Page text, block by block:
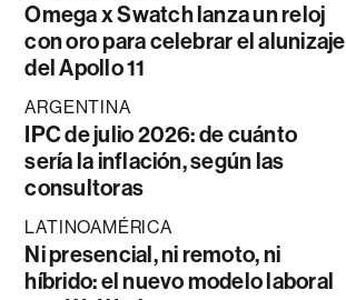
Omega x Swatch lanza un reloj
con oro para celebrar el alunizaje
del Apollo 11
ARGENTINA
IPC de julio 2026: de cuánto
sería la inflación, según las
consultoras
LATINOAMÉRICA
Ni presencial, ni remoto, ni
híbrido: el nuevo modelo laboral